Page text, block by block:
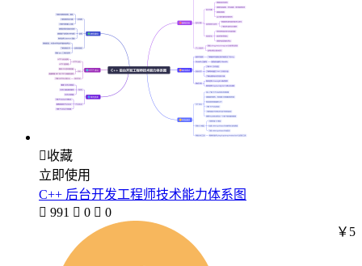
收藏
立即使用
C++ 后台开发工程师技术能力体系图
 991  0  0
￥5